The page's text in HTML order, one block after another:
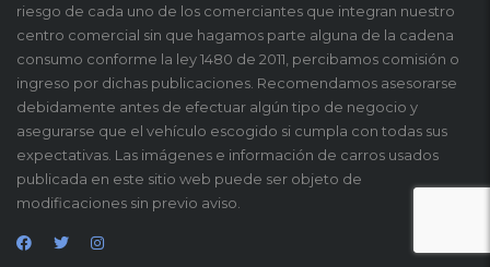
riesgo de cada uno de los comerciantes que integran nuestro
centro comercial sin que hagamos parte alguna de la cadena
consumo conforme la ley 1480 de 2011, percibamos comisión o
ingreso por dichas publicaciones. Recomendamos asesorarse
debidamente antes de efectuar algún tipo de negocio y
asegurarse que el vehículo escogido si cumpla con todas sus
expectativas. Las imágenes e información de carros usados
publicada en este sitio web puede ser objeto de
modificaciones sin previo aviso.